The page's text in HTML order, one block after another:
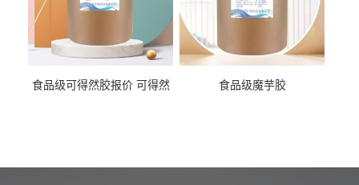
食品级可得然胶报价 可得然
食品级魔芋胶